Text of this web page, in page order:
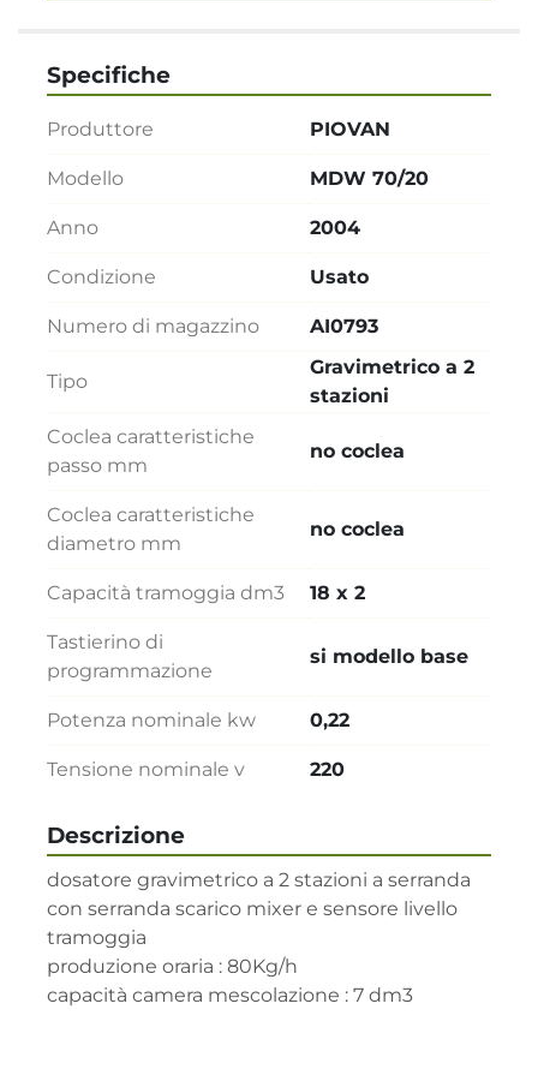
Descrizione
dosatore gravimetrico a 2 stazioni a serranda
con serranda scarico mixer e sensore livello
tramoggia
produzione oraria : 80Kg/h
capacità camera mescolazione : 7 dm3
Specifiche
Produttore PIOVAN
Modello MDW 70/20
Anno 2004
Condizione Usato
Numero di magazzino AI0793
Tipo
Gravimetrico a 2
stazioni
Coclea caratteristiche
passo mm
no coclea
Coclea caratteristiche
diametro mm
no coclea
Capacità tramoggia dm3 18 x 2
Tastierino di
programmazione
si modello base
Potenza nominale kw 0,22
Tensione nominale v 220